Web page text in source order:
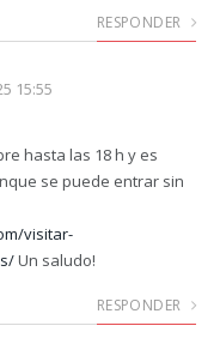
RESPONDER
15:55
hasta las 18 h y es
se puede entrar sin
visitar-
Un saludo!
RESPONDER